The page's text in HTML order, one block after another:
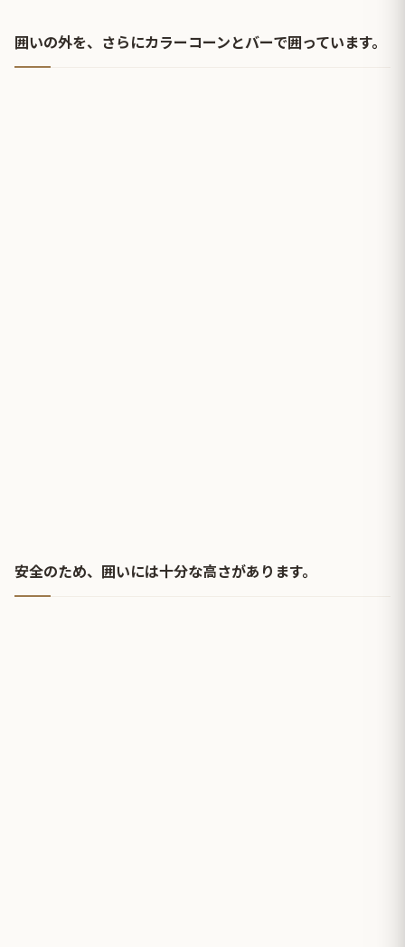
囲いの外を、さらにカラーコーンとバーで囲っています。
安全のため、囲いには十分な高さがあります。